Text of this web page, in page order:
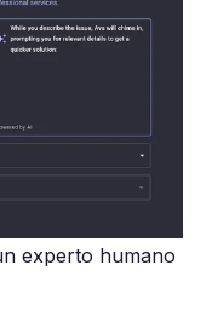
experto humano